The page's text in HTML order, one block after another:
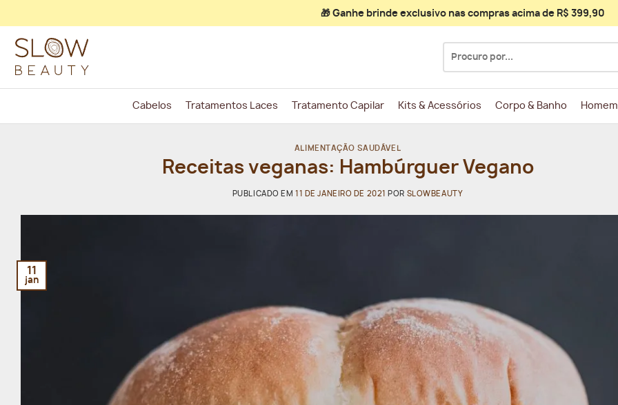
to
content
🎁 Ganhe brinde exclusivonas compras acima de R$ 399,90
por:
Cabelos Tratamentos Laces Tratamento Capilar Kits & Acessórios Corpo & Banho Homem
ALIMENTAÇÃO SAUDÁVEL
Receitas veganas: Hambúrguer Vegano
PUBLICADO EM11 DE JANEIRO DE 2021 POR SLOWBEAUTY
11
jan